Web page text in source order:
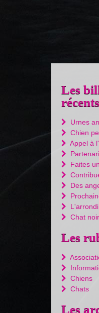
Les
récents
Urnes
Chien
Appel à
Faites
Des
L'arrondi
Chat
Les
Chiens
Chats
Les